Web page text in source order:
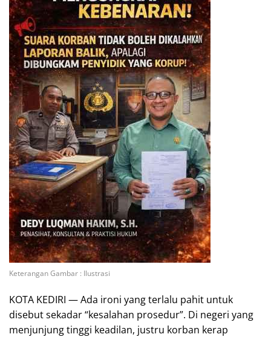
Keterangan Gambar : Ilustrasi
KOTA KEDIRI — Ada ironi yang terlalu pahit untuk
disebut sekadar “kesalahan prosedur”. Di negeri yang
menjunjung tinggi keadilan, justru korban kerap